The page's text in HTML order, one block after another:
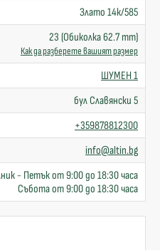
Злато 14к/585
23 (Обиколка 62.7 mm)
Как да разберете вашият размер
ШУМЕН 1
бул Славянски 5
+359878812300
info@altin.bg
- Петък от 9:00 до 18:30 часа
Събота от 9:00 до 18:30 часа